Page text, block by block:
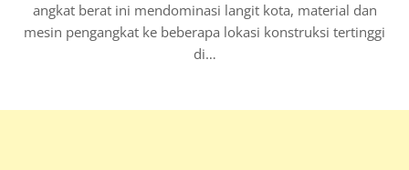
angkat berat ini mendominasi langit kota, material dan
mesin pengangkat ke beberapa lokasi konstruksi tertinggi
di…